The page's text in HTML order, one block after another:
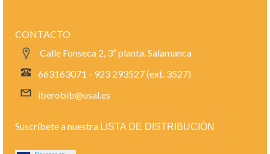
CONTACTO
Calle Fonseca 2, 3ª planta. Salamanca
663163071 - 923 293527 (ext. 3527)
iberobib@usal.es
Suscríbete a nuestra LISTA DE DISTRIBUCIÓN